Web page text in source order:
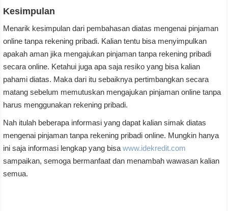
Kesimpulan
Menarik kesimpulan dari pembahasan diatas mengenai pinjaman
online tanpa rekening pribadi. Kalian tentu bisa menyimpulkan
apakah aman jika mengajukan pinjaman tanpa rekening pribadi
secara online. Ketahui juga apa saja resiko yang bisa kalian
pahami diatas. Maka dari itu sebaiknya pertimbangkan secara
matang sebelum memutuskan mengajukan pinjaman online tanpa
harus menggunakan rekening pribadi.
Nah itulah beberapa informasi yang dapat kalian simak diatas
mengenai pinjaman tanpa rekening pribadi online. Mungkin hanya
ini saja informasi lengkap yang bisa www.idekredit.com
sampaikan, semoga bermanfaat dan menambah wawasan kalian
semua.